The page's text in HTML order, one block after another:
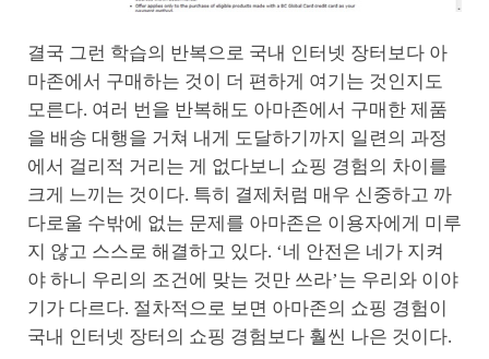
결국 그런 학습의 반복으로 국내 인터넷 장터보다 아
마존에서 구매하는 것이 더 편하게 여기는 것인지도
모른다. 여러 번을 반복해도 아마존에서 구매한 제품
을 배송 대행을 거쳐 내게 도달하기까지 일련의 과정
에서 걸리적 거리는 게 없다보니 쇼핑 경험의 차이를
크게 느끼는 것이다. 특히 결제처럼 매우 신중하고 까
다로울 수밖에 없는 문제를 아마존은 이용자에게 미루
지 않고 스스로 해결하고 있다. ‘네 안전은 네가 지켜
야 하니 우리의 조건에 맞는 것만 쓰라’는 우리와 이야
기가 다르다. 절차적으로 보면 아마존의 쇼핑 경험이
국내 인터넷 장터의 쇼핑 경험보다 훨씬 나은 것이다.